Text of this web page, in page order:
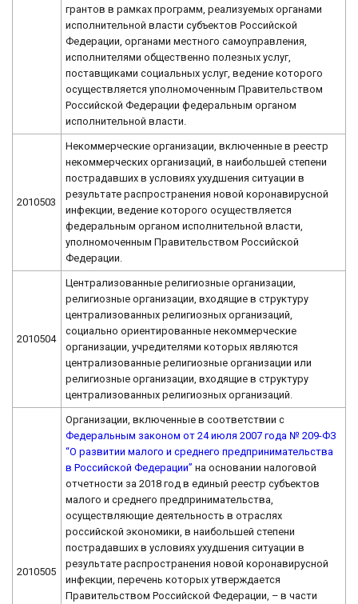
грантов в рамках программ, реализуемых органами
исполнительной власти субъектов Российской
Федерации, органами местного самоуправления,
исполнителями общественно полезных услуг,
поставщиками социальных услуг, ведение которого
осуществляется уполномоченным Правительством
Российской Федерации федеральным органом
исполнительной власти.
2010503
Некоммерческие организации, включенные в реестр
некоммерческих организаций, в наибольшей степени
пострадавших в условиях ухудшения ситуации в
результате распространения новой коронавирусной
инфекции, ведение которого осуществляется
федеральным органом исполнительной власти,
уполномоченным Правительством Российской
Федерации.
2010504
Централизованные религиозные организации,
религиозные организации, входящие в структуру
централизованных религиозных организаций,
социально ориентированные некоммерческие
организации, учредителями которых являются
централизованные религиозные организации или
религиозные организации, входящие в структуру
централизованных религиозных организаций.
2010505
Организации, включенные в соответствии с
Федеральным законом от 24 июля 2007 года № 209-ФЗ
“О развитии малого и среднего предпринимательства
в Российской Федерации” на основании налоговой
отчетности за 2018 год в единый реестр субъектов
малого и среднего предпринимательства,
осуществляющие деятельность в отраслях
российской экономики, в наибольшей степени
пострадавших в условиях ухудшения ситуации в
результате распространения новой коронавирусной
инфекции, перечень которых утверждается
Правительством Российской Федерации, – в части